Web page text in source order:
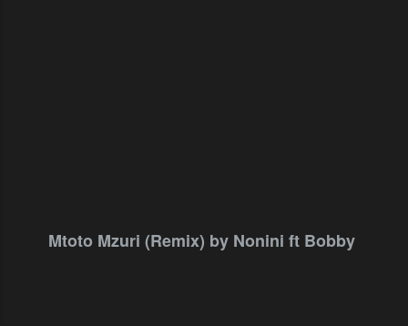
Mtoto Mzuri (Remix) by Nonini ft Bobby